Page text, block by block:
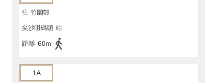
往 竹園邨
尖沙咀碼頭 站
距離 60m
1A